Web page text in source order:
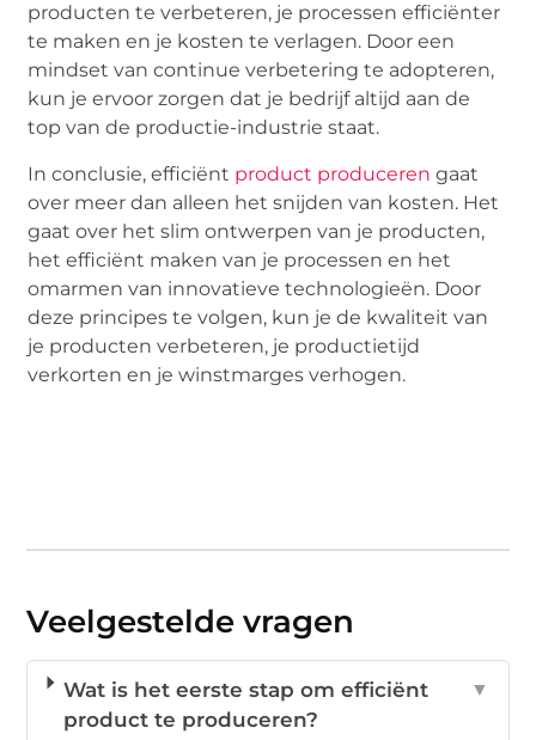
producten te verbeteren, je processen efficiënter
te maken en je kosten te verlagen. Door een
mindset van continue verbetering te adopteren,
kun je ervoor zorgen dat je bedrijf altijd aan de
top van de productie-industrie staat.
In conclusie, efficiënt product produceren gaat
over meer dan alleen het snijden van kosten. Het
gaat over het slim ontwerpen van je producten,
het efficiënt maken van je processen en het
omarmen van innovatieve technologieën. Door
deze principes te volgen, kun je de kwaliteit van
je producten verbeteren, je productietijd
verkorten en je winstmarges verhogen.
Veelgestelde vragen
Wat is het eerste stap om efficiënt
product te produceren?
▼